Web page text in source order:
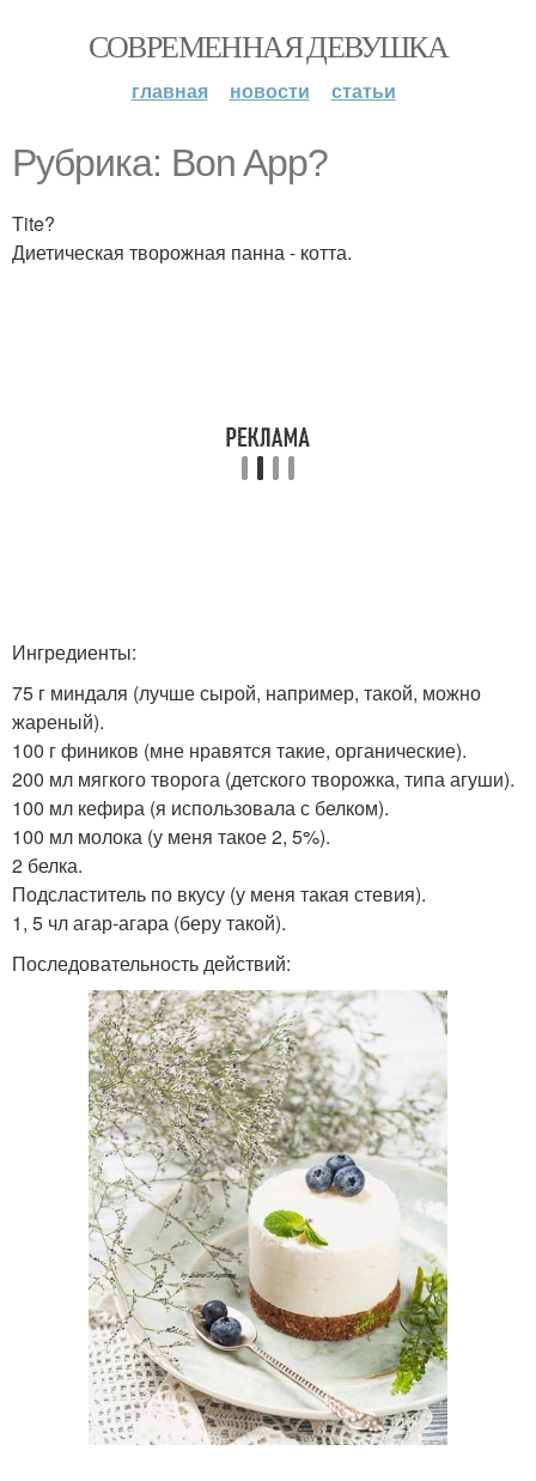
СОВРЕМЕННАЯ ДЕВУШКА
главная новости статьи
Рубрика: Bon App?
Tite?
Диетическая творожная панна - котта.
Ингредиенты:
75 г миндаля (лучше сырой, например, такой, можно
жареный).
100 г фиников (мне нравятся такие, органические).
200 мл мягкого творога (детского творожка, типа агуши).
100 мл кефира (я использовала с белком).
100 мл молока (у меня такое 2, 5%).
2 белка.
Подсластитель по вкусу (у меня такая стевия).
1, 5 чл агар-агара (беру такой).
Последовательность действий: